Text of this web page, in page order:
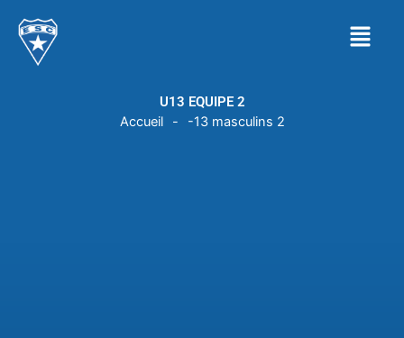
contenu
Menu
U13 EQUIPE 2
Accueil
- -13 masculins 2